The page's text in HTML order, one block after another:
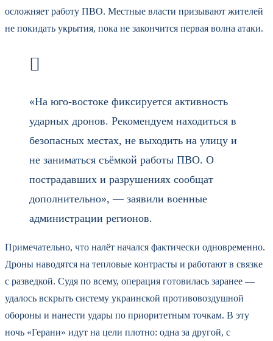
осложняет работу ПВО. Местные власти призывают жителей
не покидать укрытия, пока не закончится первая волна атаки.
«На юго-востоке фиксируется активность
ударных дронов. Рекомендуем находиться в
безопасных местах, не выходить на улицу и
не заниматься съёмкой работы ПВО. О
пострадавших и разрушениях сообщат
дополнительно», — заявили военные
администрации регионов.
Примечательно, что налёт начался фактически одновременно.
Дроны наводятся на тепловые контрасты и работают в связке
с разведкой. Судя по всему, операция готовилась заранее —
удалось вскрыть систему украинской противовоздушной
обороны и нанести удары по приоритетным точкам. В эту
ночь «Герани» идут на цели плотно: одна за другой, с